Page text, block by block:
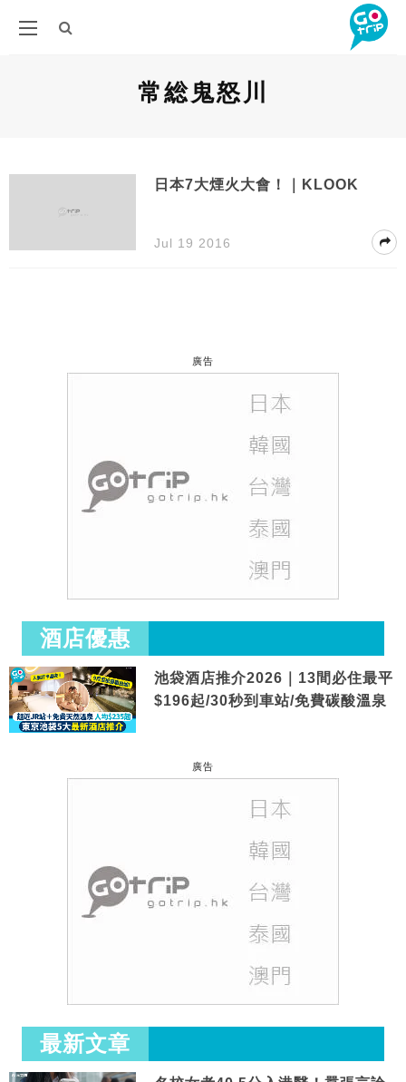
常総鬼怒川
日本7大煙火大會！｜KLOOK
Jul 19 2016
廣告
酒店優惠
池袋酒店推介2026｜13間必住最平
$196起/30秒到車站/免費碳酸溫泉
廣告
最新文章